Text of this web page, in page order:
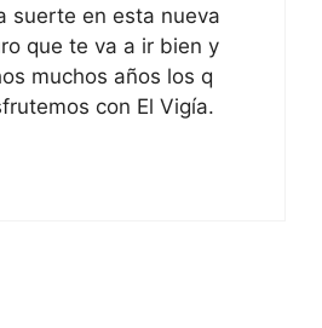
suerte en esta nueva
que te va a ir bien y
muchos años los q
con El Vigía.